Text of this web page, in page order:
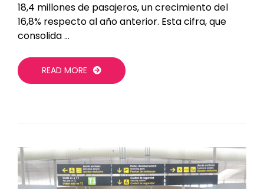
18,4 millones de pasajeros, un crecimiento del
16,8% respecto al año anterior. Esta cifra, que
consolida …
READ MORE